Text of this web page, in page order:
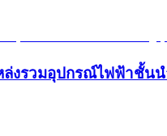
ล่งรวมอุปกรณ์ไฟฟ้าชั้น